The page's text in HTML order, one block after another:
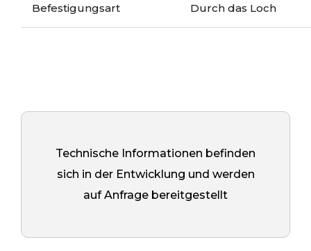
Befestigungsart Durch das Loch
Technische Informationen befinden
sich in der Entwicklung und werden
auf Anfrage bereitgestellt